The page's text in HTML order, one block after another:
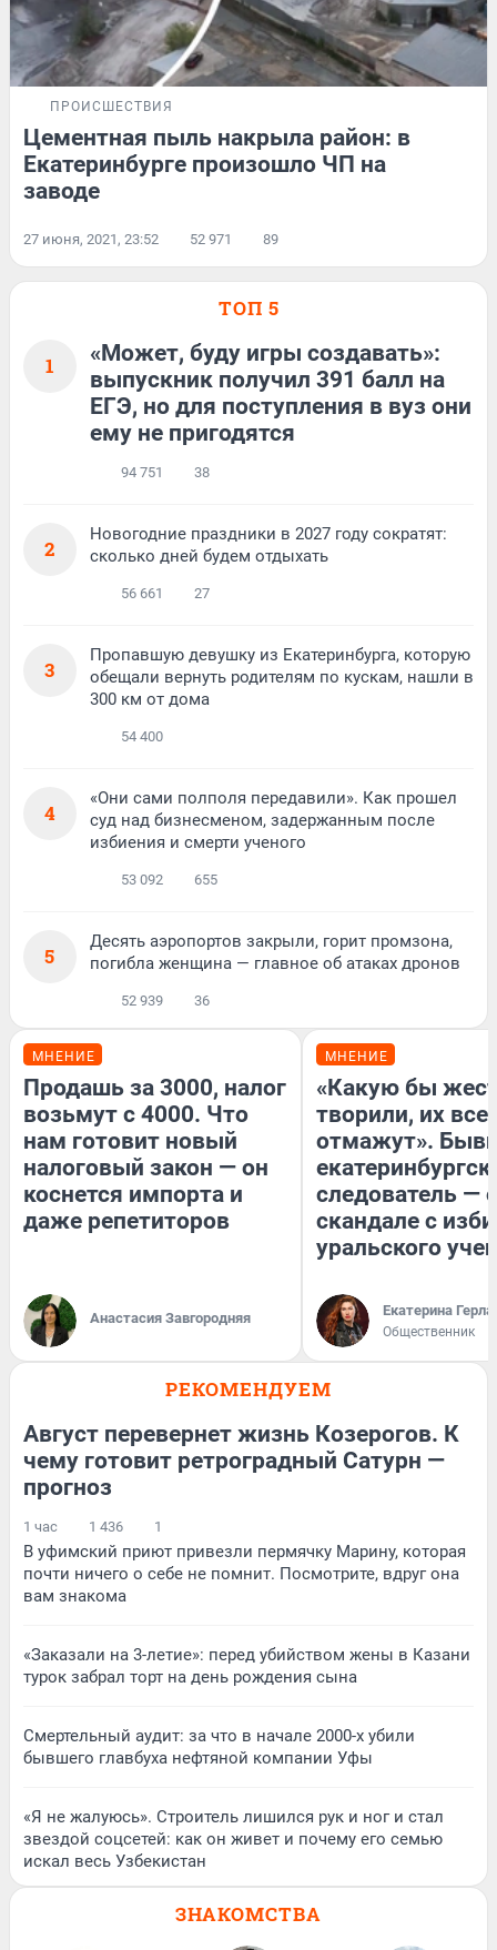
ПРОИСШЕСТВИЯ
Цементная пыль накрыла район: в
Екатеринбурге произошло ЧП на
заводе
27 июня, 2021, 23:52 52 971 89
ТОП 5
1
«Может, буду игры создавать»:
выпускник получил 391 балл на
ЕГЭ, но для поступления в вуз они
ему не пригодятся
94 751 38
2
Новогодние праздники в 2027 году сократят:
сколько дней будем отдыхать
56 661 27
3
Пропавшую девушку из Екатеринбурга, которую
обещали вернуть родителям по кускам, нашли в
300 км от дома
54 400
4
«Они сами полполя передавили». Как прошел
суд над бизнесменом, задержанным после
избиения и смерти ученого
53 092 655
5
Десять аэропортов закрыли, горит промзона,
погибла женщина — главное об атаках дронов
52 939 36
МНЕНИЕ
Продашь за 3000, налог
возьмут с 4000. Что
нам готовит новый
налоговый закон — он
коснется импорта и
даже репетиторов
Анастасия Завгородняя
МНЕНИЕ
«Какую бы
творили, их
отмажут».
следователь —
скандале с
уральского
Екатерина
Общественник
РЕКОМЕНДУЕМ
Август перевернет жизнь Козерогов. К
чему готовит ретроградный Сатурн —
прогноз
1 час 1 436 1
В уфимский приют привезли пермячку Марину, которая
почти ничего о себе не помнит. Посмотрите, вдруг она
вам знакома
«Заказали на 3-летие»: перед убийством жены в Казани
турок забрал торт на день рождения сына
Смертельный аудит: за что в начале 2000-х убили
бывшего главбуха нефтяной компании Уфы
«Я не жалуюсь». Строитель лишился рук и ног и стал
звездой соцсетей: как он живет и почему его семью
искал весь Узбекистан
ЗНАКОМСТВА